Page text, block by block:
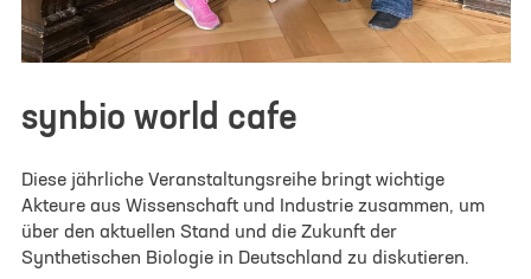
synbio world cafe
Diese jährliche Veranstaltungsreihe bringt wichtige
Akteure aus Wissenschaft und Industrie zusammen, um
über den aktuellen Stand und die Zukunft der
Synthetischen Biologie in Deutschland zu diskutieren.